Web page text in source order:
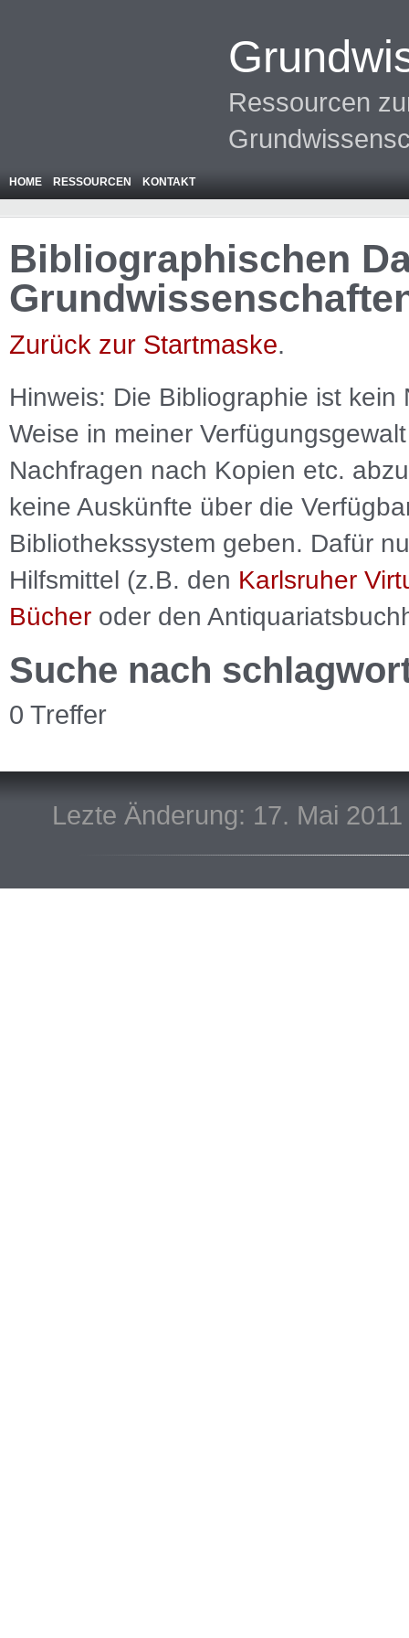
Ressourcen
HOME RESSOURCEN KONTAKT
Bibliographischen
Zurück zur Startmaske.
Hinweis: Die Bibliographie ist kein
Weise in meiner
Nachfragen nach Kopien etc.
keine Auskünfte über die
Bibliothekssystem geben. Dafür
Hilfsmittel (z.B. den Karlsruher
Bücher oder den
Suche nach
0 Treffer
Lezte Änderung: 17. Mai